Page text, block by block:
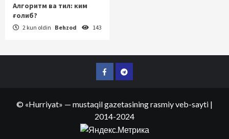
Алгоритм ва тил: ким
ғолиб?
2 kun oldin Behzod 143
FacebookTelegram
© «Hurriyat» — mustaqil gazetasining rasmiy veb-sayti |
2014-2024